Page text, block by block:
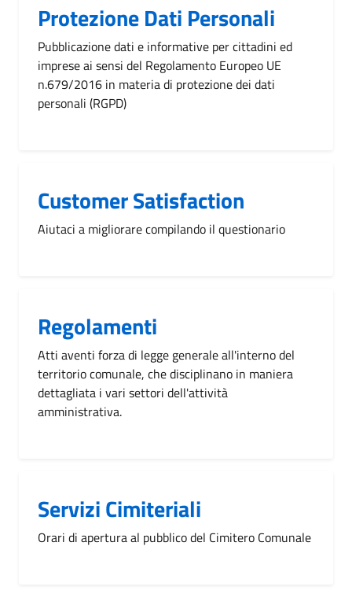
Protezione Dati Personali
Pubblicazione dati e informative per cittadini ed
imprese ai sensi del Regolamento Europeo UE
n.679/2016 in materia di protezione dei dati
personali (RGPD)
Customer Satisfaction
Aiutaci a migliorare compilando il questionario
Regolamenti
Atti aventi forza di legge generale all'interno del
territorio comunale, che disciplinano in maniera
dettagliata i vari settori dell'attività
amministrativa.
Servizi Cimiteriali
Orari di apertura al pubblico del Cimitero Comunale